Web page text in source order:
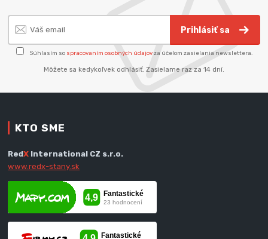
Prihlásiť sa
Súhlasím so spracovaním osobných údajovza účelom zasielania newslettera.
Môžete sa kedykoľvek odhlásiť. Zasielame raz za 14 dní.
KTO SME
RedX International CZ s.r.o.
www.redx-stany.sk